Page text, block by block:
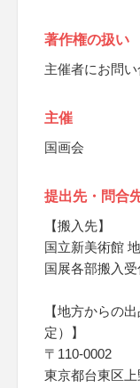
著作権の扱い
主催者にお問
主催
国画会
提出先・問合
【搬入先】
国立新美術館
国展各部搬入
【地方からの
定）】
〒110-0002
東京都台東区